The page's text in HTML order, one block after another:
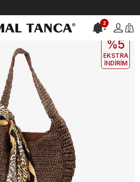
2
2 0
EKLE5
%5
EKSTRA
İNDİRİM